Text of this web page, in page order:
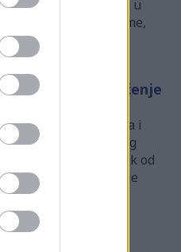
često održavaju u
fitness programe,
CrossFita,
mozak i raspoloženje
prednosti. Jača i
što dovodi do boljeg
može smanjiti rizik od
Ako planinarenje